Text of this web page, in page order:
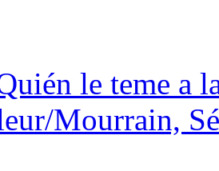
le teme a
Mourrain,